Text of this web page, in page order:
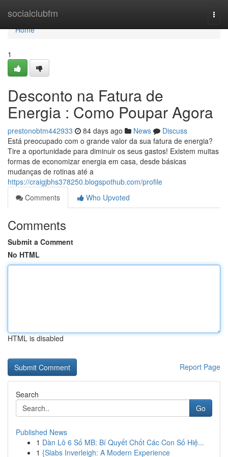
socialclubfm
Home
Home
1
Desconto na Fatura de
Energia : Como Poupar Agora
prestonobtm442933 84 days ago News
Discuss
Está preocupado com o grande valor da sua fatura de energia?
Tire a oportunidade para diminuir os seus gastos! Existem muitas
formas de economizar energia em casa, desde básicas
mudanças de rotinas até a
https://craigjbhs378250.blogspothub.com/profile
Comments
Who Upvoted
Comments
Submit a Comment
No HTML
HTML is disabled
Report Page
Search
Go
Published News
1 Dàn Lô 6 Số MB: Bí Quyết Chốt Các Con Số Hiệ...
1 {Slabs Inverleigh: A Modern Experience